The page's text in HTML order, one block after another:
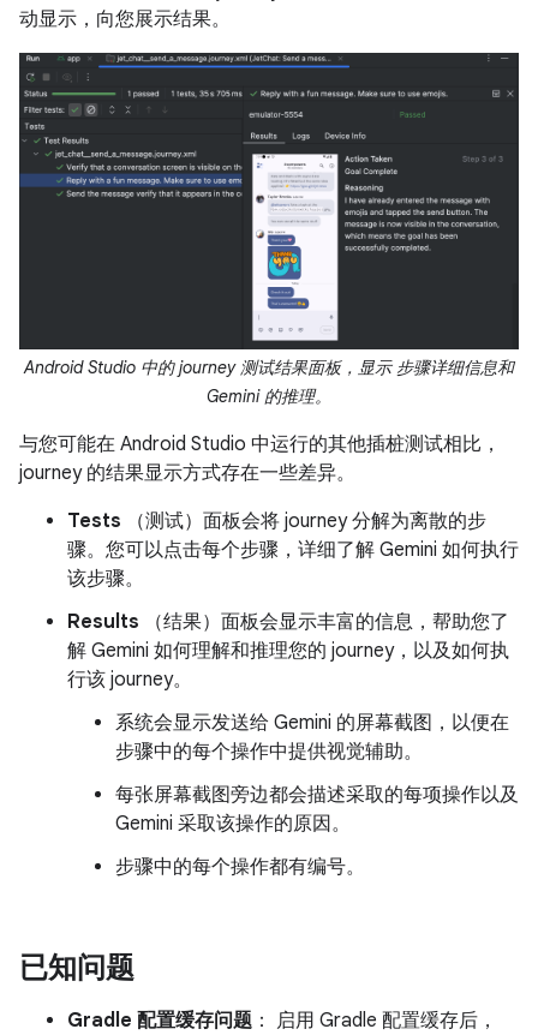
动显示，向您展示结果。
Android Studio 中的 journey 测试结果面板，显示 步骤详细信息和
Gemini 的推理。
与您可能在 Android Studio 中运行的其他插桩测试相比，
journey 的结果显示方式存在一些差异。
Tests （测试）面板会将 journey 分解为离散的步
骤。您可以点击每个步骤，详细了解 Gemini 如何执行
该步骤。
Results （结果）面板会显示丰富的信息，帮助您了
解 Gemini 如何理解和推理您的 journey，以及如何执
行该 journey。
系统会显示发送给 Gemini 的屏幕截图，以便在
步骤中的每个操作中提供视觉辅助。
每张屏幕截图旁边都会描述采取的每项操作以及
Gemini 采取该操作的原因。
步骤中的每个操作都有编号。
已知问题
Gradle 配置缓存问题 ： 启用 Gradle 配置缓存后，